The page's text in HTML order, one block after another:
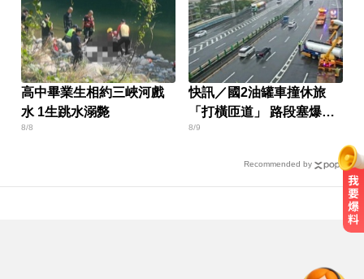
高中畢業生相約三峽河戲
水 1生跳水溺斃
8/8
快訊／國2油罐車撞休旅
「打橫匝道」 路段塞爆
了！
8/9
Recommended by